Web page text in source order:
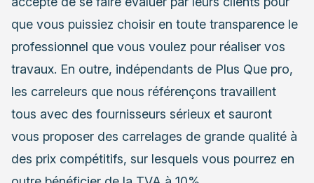
que vous puissiez choisir en toute transparence le
professionnel que vous voulez pour réaliser vos
travaux. En outre, indépendants de Plus Que pro,
les carreleurs que nous référençons travaillent
tous avec des fournisseurs sérieux et sauront
vous proposer des carrelages de grande qualité à
des prix compétitifs, sur lesquels vous pourrez en